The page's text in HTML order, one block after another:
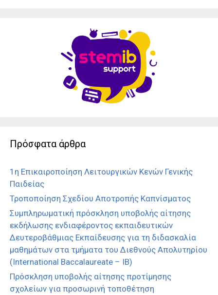
Πρόσφατα άρθρα
1η Επικαιροποίηση Λειτουργικών Κενών Γενικής
Παιδείας
Τροποποίηση Σχεδίου Αποτροπής Καπνίσματος
Συμπληρωματική πρόσκληση υποβολής αίτησης
εκδήλωσης ενδιαφέροντος εκπαιδευτικών
Δευτεροβάθμιας Εκπαίδευσης για τη διδασκαλία
μαθημάτων στα τμήματα του Διεθνούς Απολυτηρίου
(International Baccalaureate – IB)
Πρόσκληση υποβολής αίτησης προτίμησης
σχολείων για προσωρινή τοποθέτηση